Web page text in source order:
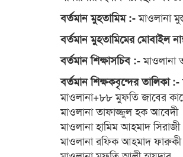
বর্তমান মুহতামিম :-মাওলানা
বর্তমান মুহতামিমের মোবাইল
বর্তমান শিক্ষাসচিব :-মাওলানা
বর্তমান শিক্ষকবৃন্দের তালিকা :-
মাওলানা+৮৮ মুফতি জাবের
মাওলানা তাফাজ্জুল হক আবেদী
মাওলানা হামিম আহমাদ সিরাজী
মাওলানা রফিক আহমাদ ফারুকী